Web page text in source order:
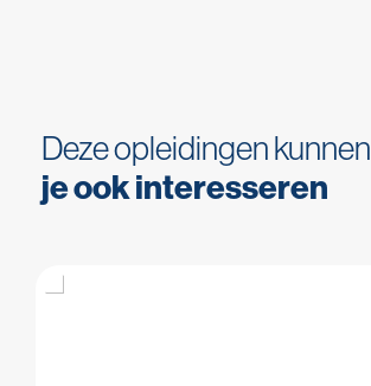
Deze opleidingen kunnen
je ook interesseren